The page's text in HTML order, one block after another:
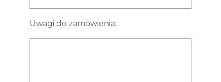
Uwagi do zamówienia: